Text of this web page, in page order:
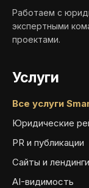
Работаем с
экспертными
проектами.
Услуги
Все услуги
Юридические
PR и публикации
Сайты и лендинги
AI-видимость